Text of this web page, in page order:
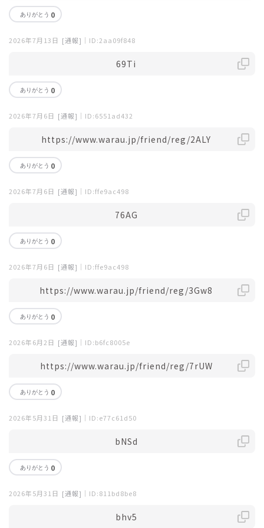
0
2026年7月13日 [通報] ｜ID:2aa09f848
69Ti
0
2026年7月6日 [通報] ｜ID:6551ad432
https://www.warau.jp/friend/reg/2ALY
0
2026年7月6日 [通報] ｜ID:ffe9ac498
76AG
0
2026年7月6日 [通報] ｜ID:ffe9ac498
https://www.warau.jp/friend/reg/3Gw8
0
2026年6月2日 [通報] ｜ID:b6fc8005e
https://www.warau.jp/friend/reg/7rUW
0
2026年5月31日 [通報] ｜ID:e77c61d50
bNSd
0
2026年5月31日 [通報] ｜ID:811bd8be8
bhv5